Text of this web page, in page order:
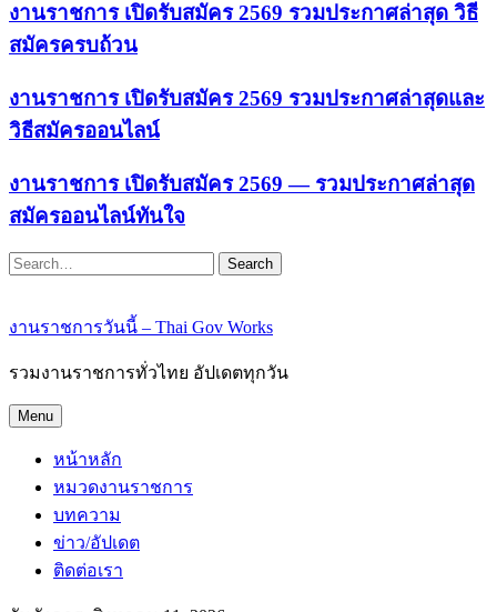
งานราชการ เปิดรับสมัคร 2569 รวมประกาศล่าสุด วิธี
สมัครครบถ้วน
งานราชการ เปิดรับสมัคร 2569 รวมประกาศล่าสุดและ
วิธีสมัครออนไลน์
งานราชการ เปิดรับสมัคร 2569 — รวมประกาศล่าสุด
สมัครออนไลน์ทันใจ
Search
งานราชการวันนี้ – Thai Gov Works
รวมงานราชการทั่วไทย อัปเดตทุกวัน
Menu
หน้าหลัก
หมวดงานราชการ
บทความ
ข่าว/อัปเดต
ติดต่อเรา